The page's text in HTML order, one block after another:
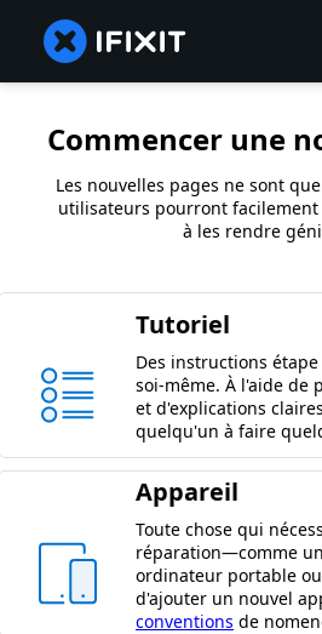
Commencer une
Les nouvelles pages ne sont
utilisateurs pourront
à les rendre
Tutoriel
Des instructions
soi-même. À l'aide de
et d'explications
quelqu'un à faire
Appareil
Toute chose qui
réparation—comme
ordinateur portable
d'ajouter un nouvel
conventions de